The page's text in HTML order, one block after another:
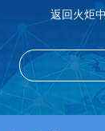
返回火炬